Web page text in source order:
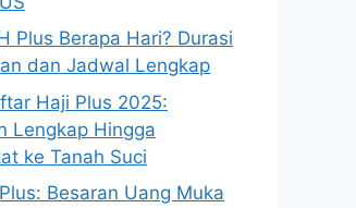
Plus Berapa Hari? Durasi
dan Jadwal Lengkap
Haji Plus 2025:
Lengkap Hingga
ke Tanah Suci
Besaran Uang Muka